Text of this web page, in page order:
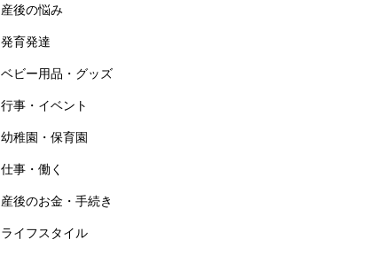
産後の悩み
発育発達
ベビー用品・グッズ
行事・イベント
幼稚園・保育園
仕事・働く
産後のお金・手続き
ライフスタイル